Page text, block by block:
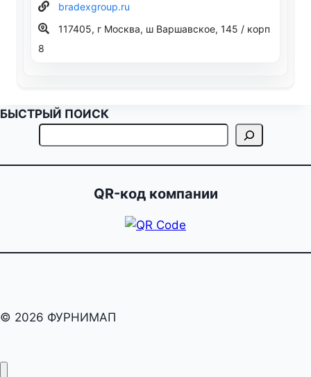
bradexgroup.ru
117405, г Москва, ш Варшавское, 145 / корп
8
БЫСТРЫЙ ПОИСК
QR-код компании
© 2026 ФУРНИМАП